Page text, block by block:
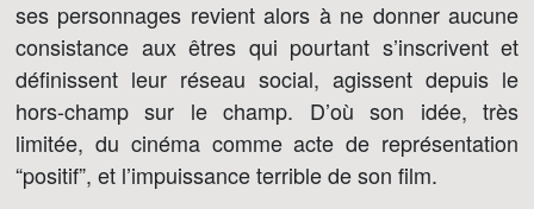
ses personnages revient alors à ne donner aucune
consistance aux êtres qui pourtant s’inscrivent et
définissent leur réseau social, agissent depuis le
hors-champ sur le champ. D’où son idée, très
limitée, du cinéma comme acte de représentation
“positif”, et l’impuissance terrible de son film.